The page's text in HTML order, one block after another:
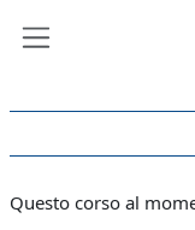
Questo corso al